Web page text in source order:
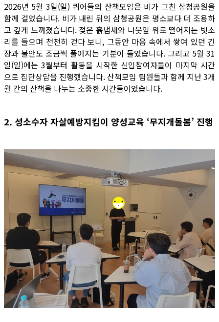
2026년 5월 3일(일) 퀴어들의 산책모임은 비가 그친 삼청공원을
함께 걸었습니다. 비가 내린 뒤의 삼청공원은 평소보다 더 조용하
고 깊게 느껴졌습니다. 젖은 흙냄새와 나뭇잎 위로 떨어지는 빗소
리를 들으며 천천히 걷다 보니, 그동안 마음 속에서 쌓여 있던 긴
장과 불안도 조금씩 풀어지는 기분이 들었습니다. 그리고 5월 31
일(일)에는 3월부터 활동을 시작한 신입참여자들이 마지막 시간
으로 집단상담을 진행했습니다. 산책모임 팀원들과 함께 지난 3개
월 간의 산책을 나누는 소중한 시간들이었습니다.
2. 성소수자 자살예방지킴이 양성교육 ‘무지개돌봄’ 진행